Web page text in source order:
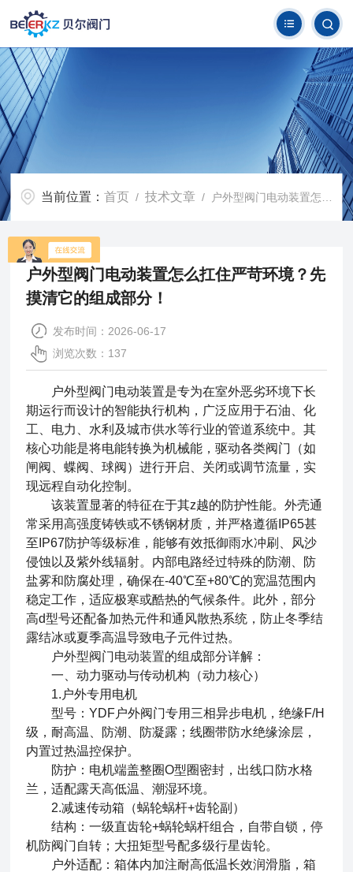
当前位置：首页 /技术文章 / 户外型阀门电动装置怎么扛住严苛环境？先摸清它的组成部分！
户外型阀门电动装置怎么扛住严苛环境？先
摸清它的组成部分！
发布时间：2026-06-17
浏览次数：137
户外型阀门电动装置是专为在室外恶劣环境下长
期运行而设计的智能执行机构，广泛应用于石油、化
工、电力、水利及城市供水等行业的管道系统中。其
核心功能是将电能转换为机械能，驱动各类阀门（如
闸阀、蝶阀、球阀）进行开启、关闭或调节流量，实
现远程自动化控制。
该装置显著的特征在于其z越的防护性能。外壳通
常采用高强度铸铁或不锈钢材质，并严格遵循IP65甚
至IP67防护等级标准，能够有效抵御雨水冲刷、风沙
侵蚀以及紫外线辐射。内部电路经过特殊的防潮、防
盐雾和防腐处理，确保在-40℃至+80℃的宽温范围内
稳定工作，适应极寒或酷热的气候条件。此外，部分
高d型号还配备加热元件和通风散热系统，防止冬季结
露结冰或夏季高温导致电子元件过热。
户外型阀门电动装置的组成部分详解：
一、动力驱动与传动机构（动力核心）
1.户外专用电机
型号：YDF户外阀门专用三相异步电机，绝缘F/H
级，耐高温、防潮、防凝露；线圈带防水绝缘涂层，
内置过热温控保护。
防护：电机端盖整圈O型圈密封，出线口防水格
兰，适配露天高低温、潮湿环境。
2.减速传动箱（蜗轮蜗杆+齿轮副）
结构：一级直齿轮+蜗轮蜗杆组合，自带自锁，停
机防阀门自转；大扭矩型号配多级行星齿轮。
户外适配：箱体内加注耐高低温长效润滑脂，箱